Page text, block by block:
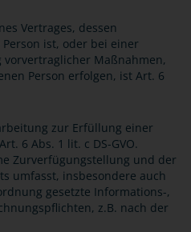
Vertrages, dessen
ist, oder bei einer
Maßnahmen,
Person erfolgen, ist Art. 6
zur Erfüllung einer
6 Abs. 1 lit. c DS-GVO.
Zurverfügungstellung und der
umfasst, insbesondere auch
gesetzte Informations-,
z.B. nach der